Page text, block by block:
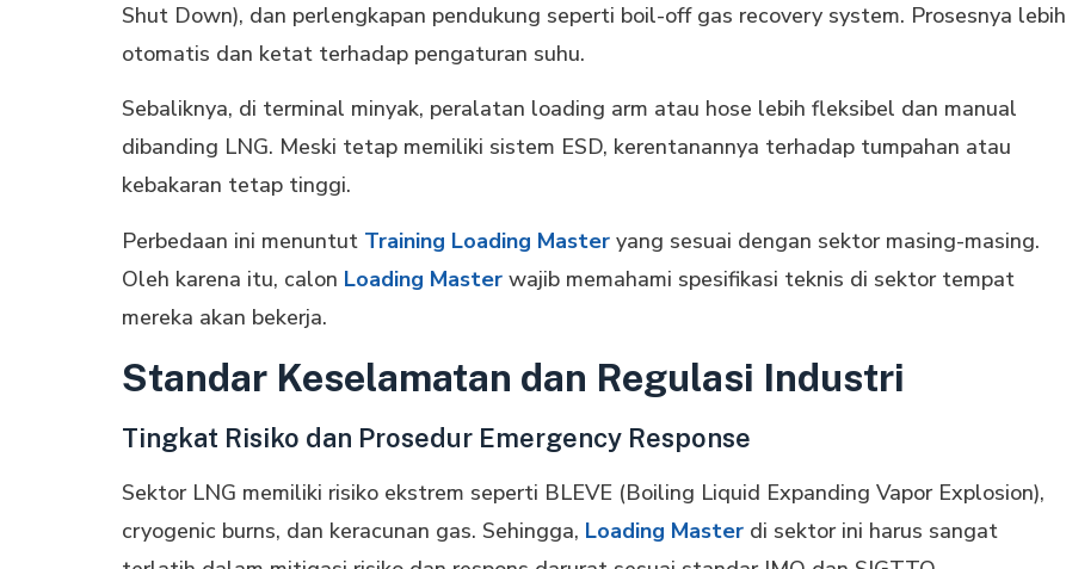
Shut Down), dan perlengkapan pendukung seperti boil-off gas recovery system. Prosesnya lebih
otomatis dan ketat terhadap pengaturan suhu.
Sebaliknya, di terminal minyak, peralatan loading arm atau hose lebih fleksibel dan manual
dibanding LNG. Meski tetap memiliki sistem ESD, kerentanannya terhadap tumpahan atau
kebakaran tetap tinggi.
Perbedaan ini menuntut Training Loading Master yang sesuai dengan sektor masing-masing.
Oleh karena itu, calon Loading Master wajib memahami spesifikasi teknis di sektor tempat
mereka akan bekerja.
Standar Keselamatan dan Regulasi Industri
Tingkat Risiko dan Prosedur Emergency Response
Sektor LNG memiliki risiko ekstrem seperti BLEVE (Boiling Liquid Expanding Vapor Explosion),
cryogenic burns, dan keracunan gas. Sehingga, Loading Master di sektor ini harus sangat